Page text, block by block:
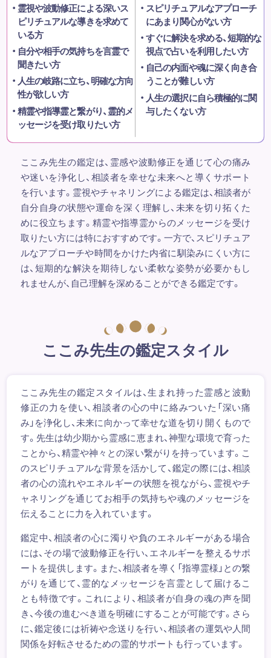
霊視や波動修正による深いス
ピリチュアルな導きを求めて
いる方
自分や相手の気持ちを言霊で
聞きたい方
人生の岐路に立ち、明確な方向
性が欲しい方
精霊や指導霊と繋がり、霊的メ
ッセージを受け取りたい方
スピリチュアルなアプローチ
にあまり関心がない方
すぐに解決を求める、短期的な
視点で占いを利用したい方
自己の内面や魂に深く向き合
うことが難しい方
人生の選択に自ら積極的に関
与したくない方
ここみ先生の鑑定は、霊感や波動修正を通じて心の痛み
や迷いを浄化し、相談者を幸せな未来へと導くサポート
を行います。霊視やチャネリングによる鑑定は、相談者が
自分自身の状態や運命を深く理解し、未来を切り拓くた
めに役立ちます。精霊や指導霊からのメッセージを受け
取りたい方には特におすすめです。一方で、スピリチュア
ルなアプローチや時間をかけた内省に馴染みにくい方に
は、短期的な解決を期待しない柔軟な姿勢が必要かもし
れませんが、自己理解を深めることができる鑑定です。
ここみ先生の鑑定スタイル
ここみ先生の鑑定スタイルは、生まれ持った霊感と波動
修正の力を使い、相談者の心の中に絡みついた「深い痛
み」を浄化し、未来に向かって幸せな道を切り開くもので
す。先生は幼少期から霊感に恵まれ、神聖な環境で育った
ことから、精霊や神々との深い繋がりを持っています。こ
のスピリチュアルな背景を活かして、鑑定の際には、相談
者の心の流れやエネルギーの状態を視ながら、霊視やチ
ャネリングを通じてお相手の気持ちや魂のメッセージを
伝えることに力を入れています。
鑑定中、相談者の心に濁りや負のエネルギーがある場合
には、その場で波動修正を行い、エネルギーを整えるサポ
ートを提供します。また、相談者を導く「指導霊様」との繋
がりを通じて、霊的なメッセージを言霊として届けるこ
とも特徴です。これにより、相談者が自身の魂の声を聞
き、今後の進むべき道を明確にすることが可能です。さら
に、鑑定後には祈祷や念送りを行い、相談者の運気や人間
関係を好転させるための霊的サポートも行っています。